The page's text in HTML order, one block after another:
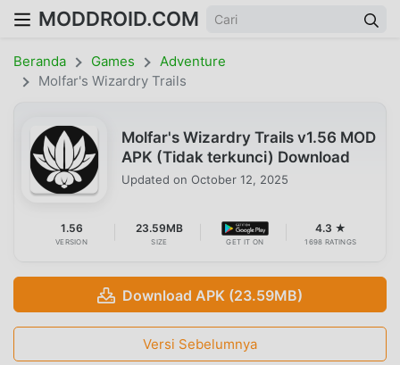
MODDROID.COM
Beranda Games
Adventure
Molfar's Wizardry Trails
Molfar's Wizardry Trails v1.56 MOD
APK (Tidak terkunci) Download
Updated on October 12, 2025
1.56
VERSION
23.59MB
SIZE GET IT ON
4.3 ★
1698 RATINGS
Download APK (23.59MB)
Versi Sebelumnya